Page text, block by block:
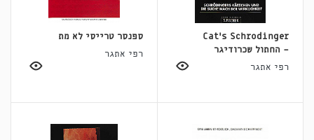
Cat's Schrodinger
- החתול שכרודיגר
רפי אתגר
ספנסר טרייסי לא מת
רפי אתגר